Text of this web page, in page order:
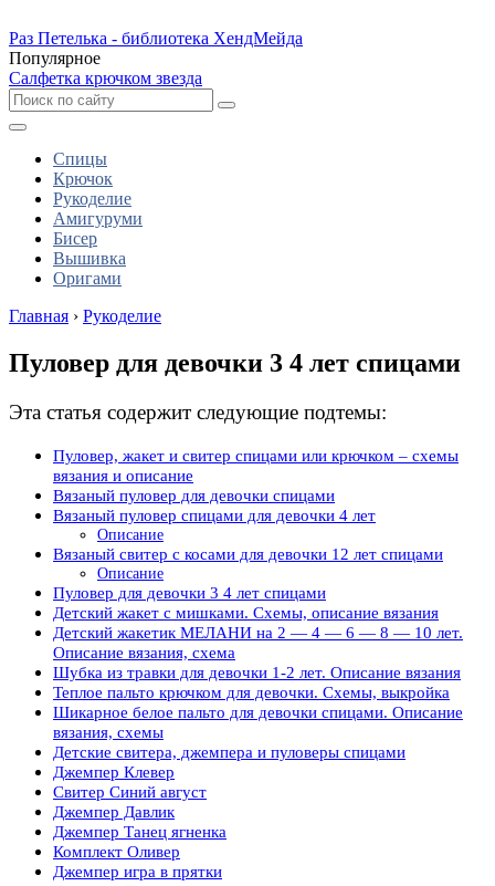
Раз Петелька - библиотека ХендМейда
Популярное
Салфетка крючком звезда
Спицы
Крючок
Рукоделие
Амигуруми
Бисер
Вышивка
Оригами
Главная › Рукоделие
Пуловер для девочки 3 4 лет спицами
Эта статья содержит следующие подтемы:
Пуловер, жакет и свитер спицами или крючком – схемы
вязания и описание
Вязаный пуловер для девочки спицами
Вязаный пуловер спицами для девочки 4 лет
Описание
Вязаный свитер с косами для девочки 12 лет спицами
Описание
Пуловер для девочки 3 4 лет спицами
Детский жакет с мишками. Схемы, описание вязания
Детский жакетик МЕЛАНИ на 2 — 4 — 6 — 8 — 10 лет.
Описание вязания, схема
Шубка из травки для девочки 1-2 лет. Описание вязания
Теплое пальто крючком для девочки. Схемы, выкройка
Шикарное белое пальто для девочки спицами. Описание
вязания, схемы
Детские свитера, джемпера и пуловеры спицами
Джемпер Клевер
Свитер Синий август
Джемпер Давлик
Джемпер Танец ягненка
Комплект Оливер
Джемпер игра в прятки